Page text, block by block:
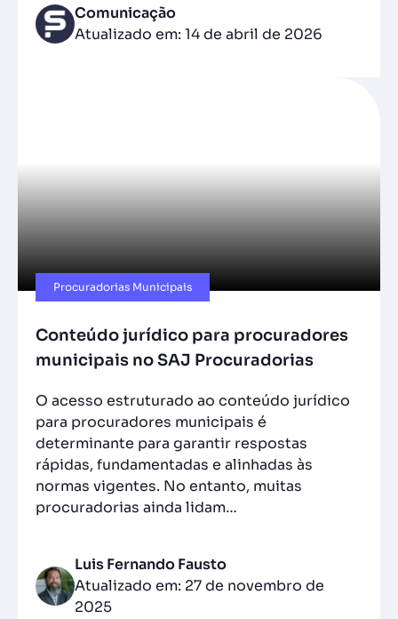
Comunicação
Atualizado em: 14 de abril de 2026
Procuradorias Municipais
Conteúdo jurídico para procuradores
municipais no SAJ Procuradorias
O acesso estruturado ao conteúdo jurídico
para procuradores municipais é
determinante para garantir respostas
rápidas, fundamentadas e alinhadas às
normas vigentes. No entanto, muitas
procuradorias ainda lidam…
Luis Fernando Fausto
Atualizado em: 27 de novembro de
2025